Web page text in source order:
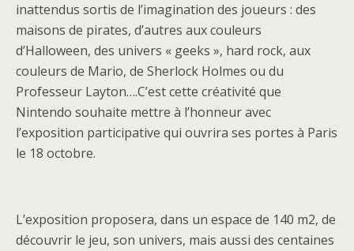
inattendus sortis de l’imagination des joueurs : des
maisons de pirates, d’autres aux couleurs
d’Halloween, des univers « geeks », hard rock, aux
couleurs de Mario, de Sherlock Holmes ou du
Professeur Layton….C’est cette créativité que
Nintendo souhaite mettre à l’honneur avec
l’exposition participative qui ouvrira ses portes à Paris
le 18 octobre.
L’exposition proposera, dans un espace de 140 m2, de
découvrir le jeu, son univers, mais aussi des centaines